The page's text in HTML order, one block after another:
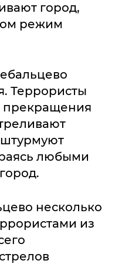
город,
режим
Террористы
штурмуют
любыми
несколько
из